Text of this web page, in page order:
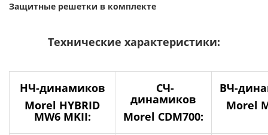
Защитные решетки в комплекте
Технические характеристики:
НЧ-динамиков
Morel HYBRID
MW6 MKII:
СЧ-
динамиков
Morel CDM700:
ВЧ-
Morel